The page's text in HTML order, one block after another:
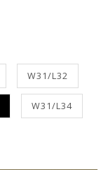
W31/L32
W31/L34